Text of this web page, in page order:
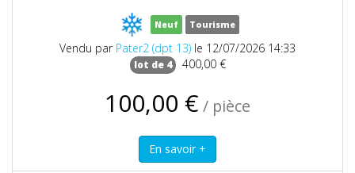
Neuf Tourisme
Vendu par Pater2 (dpt 13) le 12/07/2026 14:33
lot de 4 400,00 €
100,00 € / pièce